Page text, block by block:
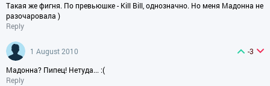
Такая же фигня. По превьюшке - Kill Bill, однозначно. Но меня Мадонна не
разочаровала )
Reply
1 August 2010
-3
Мадонна? Пипец! Нетуда... :(
Reply